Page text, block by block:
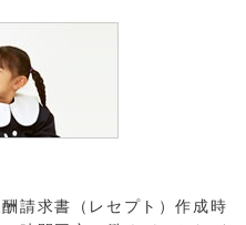
請求書（レセプト）作成時